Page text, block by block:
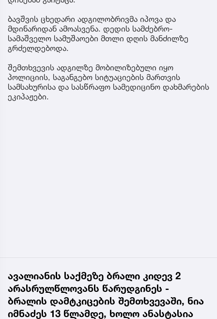
ბავშვის ცხედარი ადგილობრივმა იპოვა და
მდინარიდან ამოასვენა. დედის სამძებრო-
სამაშველო სამუშაოები მთლი დღის მანძილზე
გრძელდებოდა.
შემთხვევის ადგილზე მობილიზებული იყო
პოლიციის, საგანგებო სიტუაციების მართვის
სამსახურისა და სასწრაფო სამედიცინო დახმარების
ეკიპაჟები.
ავალიანის საქმეზე ბრალი კიდევ 2
არასრულწლოვანს წარუდგინეს -
ბრალის დამტკიცების შემთხვევაში, ნია
იმნაძეს 13 წლამდე, ხოლო ანასტასია